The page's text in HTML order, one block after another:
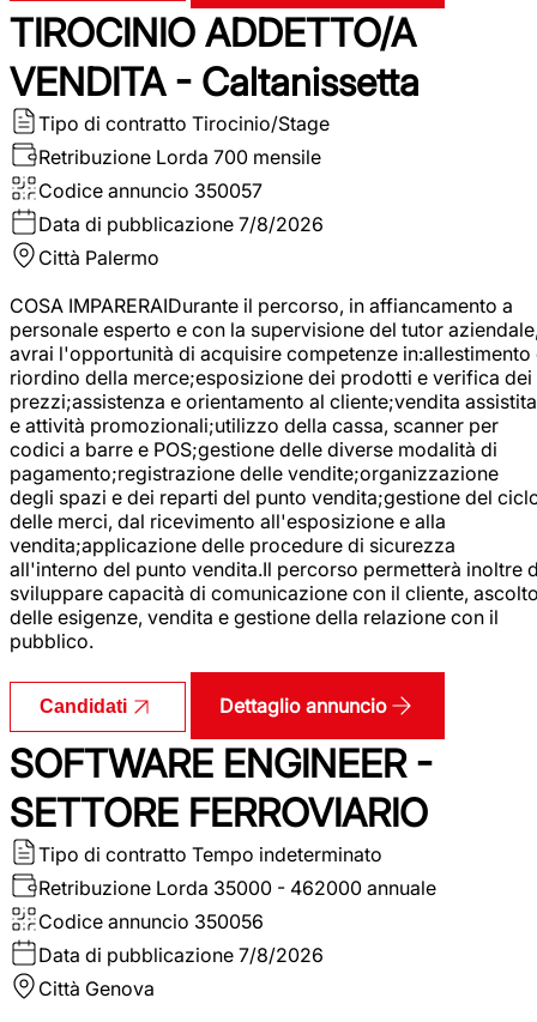
TIROCINIO ADDETTO/A
VENDITA - Caltanissetta
Tipo di contratto Tirocinio/Stage
Retribuzione Lorda 700 mensile
Codice annuncio 350057
Data di pubblicazione 7/8/2026
Città Palermo
COSA IMPARERAIDurante il percorso, in affiancamento a
personale esperto e con la supervisione del tutor
avrai l'opportunità di acquisire competenze in:allestimento
riordino della merce;esposizione dei prodotti e verifica dei
prezzi;assistenza e orientamento al cliente;vendita assistita
e attività promozionali;utilizzo della cassa, scanner per
codici a barre e POS;gestione delle diverse modalità di
pagamento;registrazione delle vendite;organizzazione
degli spazi e dei reparti del punto vendita;gestione del
delle merci, dal ricevimento all'esposizione e alla
vendita;applicazione delle procedure di sicurezza
all'interno del punto vendita.Il percorso permetterà inoltre
sviluppare capacità di comunicazione con il cliente,
delle esigenze, vendita e gestione della relazione con il
pubblico.
Candidati Dettaglio annuncio
SOFTWARE ENGINEER -
SETTORE FERROVIARIO
Tipo di contratto Tempo indeterminato
Retribuzione Lorda 35000 - 462000 annuale
Codice annuncio 350056
Data di pubblicazione 7/8/2026
Città Genova